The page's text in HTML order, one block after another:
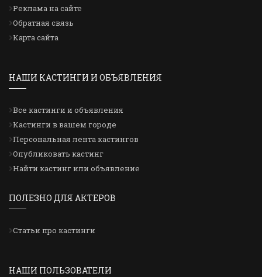
Реклама на сайте
Обратная связь
Карта сайта
НАШИ КАСТИНГИ И ОБЪЯВЛЕНИЯ
Все кастинги и объявления
Кастинги в вашем городе
Персональная лента кастингов
Опубликовать кастинг
Найти кастинг или объявление
ПОЛЕЗНО ДЛЯ АКТЕРОВ
Статьи про кастинги
НАШИ ПОЛЬЗОВАТЕЛИ